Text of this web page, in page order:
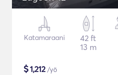
Katamaraani
42 ft
13 m
$1,212/yö